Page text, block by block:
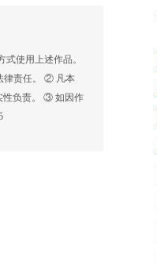
使用上述作品。
律责任。 ② 凡本
性负责。 ③ 如因作